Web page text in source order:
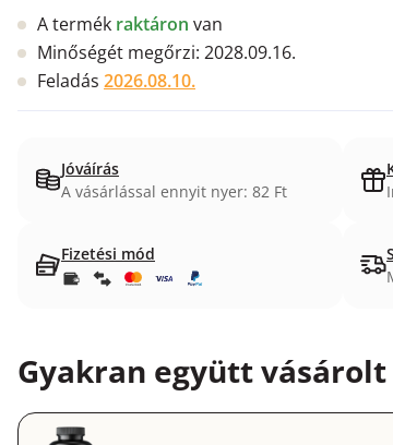
A termék raktáron van
Minőségét megőrzi: 2028.09.16.
Feladás 2026.08.10.
Jóváírás
A vásárlással ennyit nyer: 82 Ft
Fizetési mód
Gyakran együtt vásárolt